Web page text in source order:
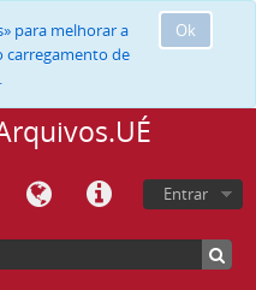
Ok
para melhorar a
carregamento de
Entrar